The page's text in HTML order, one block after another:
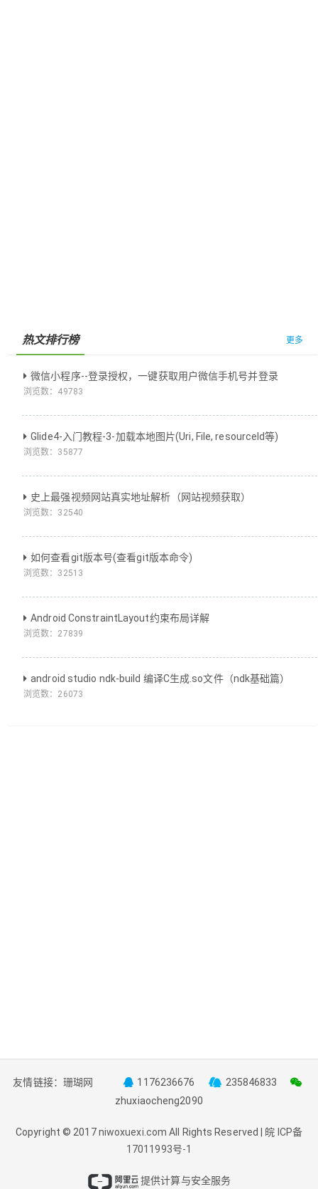
热文排行榜 更多
微信小程序--登录授权，一键获取用户微信手机号并登录
浏览数： 49783
Glide4-入门教程-3-加载本地图片(Uri, File, resourceId等)
浏览数： 35877
史上最强视频网站真实地址解析（网站视频获取）
浏览数： 32540
如何查看git版本号(查看git版本命令)
浏览数： 32513
Android ConstraintLayout约束布局详解
浏览数： 27839
android studio ndk-build 编译C生成.so文件（ndk基础篇）
浏览数： 26073
友情链接： 珊瑚网 1176236676
235846833
zhuxiaocheng2090
Copyright © 2017niwoxuexi.com All Rights Reserved | 皖 ICP备
17011993号-1
提供计算与安全服务